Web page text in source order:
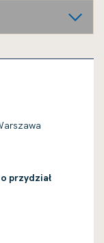
przydział